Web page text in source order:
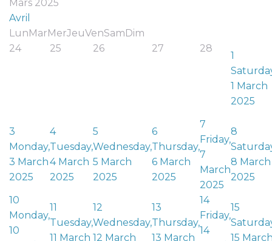
Mars 2025
Avril
Lun Mar MerJeuVenSam Dim
24
25 26 27 28
1
1 March
2025
3
Monday,
3 March
2025
4
Tuesday,
4 March
2025
5
Wednesday,
5 March
2025
6
Thursday,
6 March
2025
7
Friday,
7
March
2025
8
8 March
2025
10
Monday,
10
11
Tuesday,
11 March
12
Wednesday,
12 March
13
Thursday,
13 March
14
Friday,
14
15
15